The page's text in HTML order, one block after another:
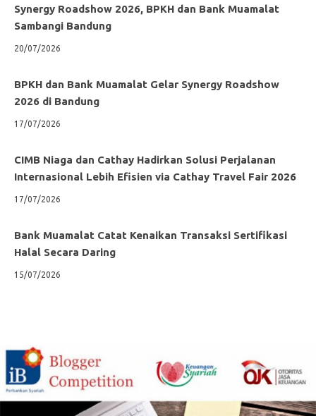
Synergy Roadshow 2026, BPKH dan Bank Muamalat
Sambangi Bandung
20/07/2026
BPKH dan Bank Muamalat Gelar Synergy Roadshow
2026 di Bandung
17/07/2026
CIMB Niaga dan Cathay Hadirkan Solusi Perjalanan
Internasional Lebih Efisien via Cathay Travel Fair 2026
17/07/2026
Bank Muamalat Catat Kenaikan Transaksi Sertifikasi
Halal Secara Daring
15/07/2026